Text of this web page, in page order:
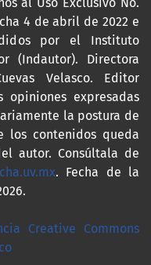
4 de abril de 2022 e
por el Instituto
(Indautor). Directora
Velasco. Editor
opiniones expresadas
la postura de
los contenidos queda
autor. Consúltala de
. Fecha de la
Creative Commons